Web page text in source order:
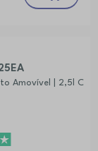
Amovível | 2,5l C